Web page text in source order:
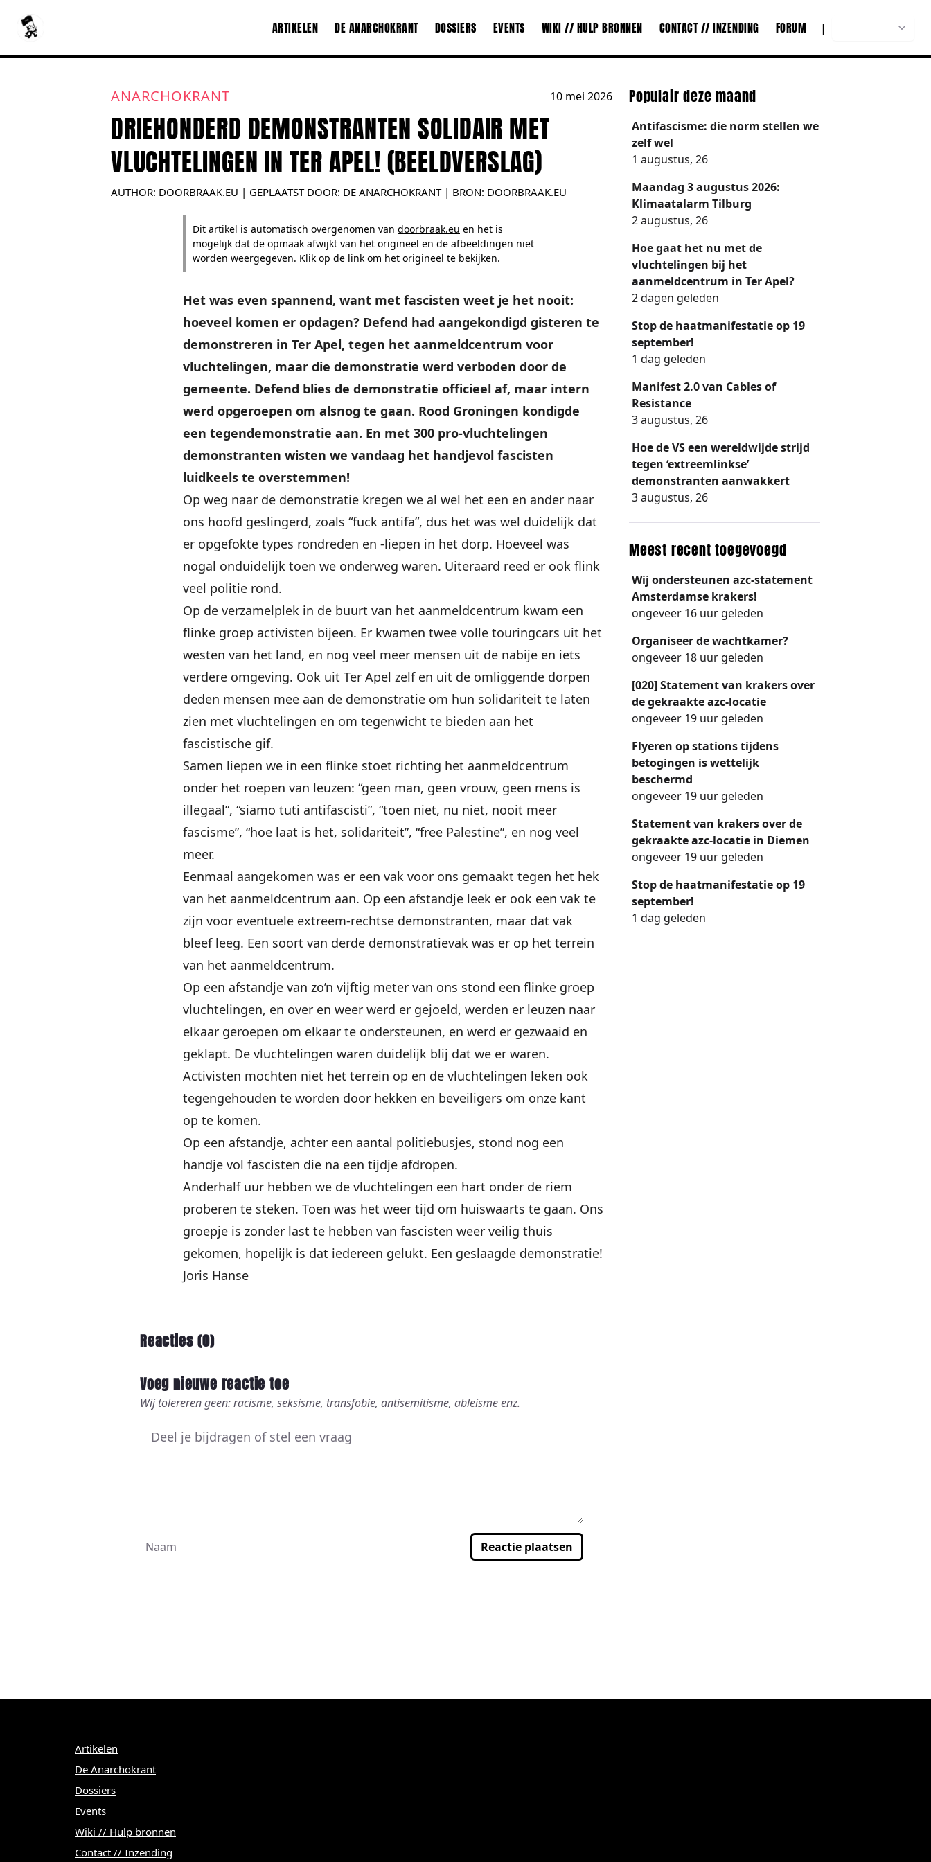
ARTIKELEN DE ANARCHOKRANT DOSSIERS EVENTS WIKI // HULP BRONNEN CONTACT // INZENDING FORUM |
ANARCHOKRANT 10 mei 2026
DRIEHONDERD DEMONSTRANTEN SOLIDAIR MET
VLUCHTELINGEN IN TER APEL! (BEELDVERSLAG)
AUTHOR: DOORBRAAK.EU | GEPLAATST DOOR: DE ANARCHOKRANT| BRON: DOORBRAAK.EU
Dit artikel is automatisch overgenomen van doorbraak.eu en het is
mogelijk dat de opmaak afwijkt van het origineel en de afbeeldingen niet
worden weergegeven. Klik op de link om het origineel te bekijken.
Het was even spannend, want met fascisten weet je het nooit:
hoeveel komen er opdagen? Defend had aangekondigd gisteren te
demonstreren in Ter Apel, tegen het aanmeldcentrum voor
vluchtelingen, maar die demonstratie werd verboden door de
gemeente. Defend blies de demonstratie officieel af, maar intern
werd opgeroepen om alsnog te gaan. Rood Groningen kondigde
een tegendemonstratie aan. En met 300 pro-vluchtelingen
demonstranten wisten we vandaag het handjevol fascisten
luidkeels te overstemmen!
Op weg naar de demonstratie kregen we al wel het een en ander naar
ons hoofd geslingerd, zoals “fuck antifa”, dus het was wel duidelijk dat
er opgefokte types rondreden en -liepen in het dorp. Hoeveel was
nogal onduidelijk toen we onderweg waren. Uiteraard reed er ook flink
veel politie rond.
Op de verzamelplek in de buurt van het aanmeldcentrum kwam een
flinke groep activisten bijeen. Er kwamen twee volle touringcars uit het
westen van het land, en nog veel meer mensen uit de nabije en iets
verdere omgeving. Ook uit Ter Apel zelf en uit de omliggende dorpen
deden mensen mee aan de demonstratie om hun solidariteit te laten
zien met vluchtelingen en om tegenwicht te bieden aan het
fascistische gif.
Samen liepen we in een flinke stoet richting het aanmeldcentrum
onder het roepen van leuzen: “geen man, geen vrouw, geen mens is
illegaal”, “siamo tuti antifascisti”, “toen niet, nu niet, nooit meer
fascisme”, “hoe laat is het, solidariteit”, “free Palestine”, en nog veel
meer.
Eenmaal aangekomen was er een vak voor ons gemaakt tegen het hek
van het aanmeldcentrum aan. Op een afstandje leek er ook een vak te
zijn voor eventuele extreem-rechtse demonstranten, maar dat vak
bleef leeg. Een soort van derde demonstratievak was er op het terrein
van het aanmeldcentrum.
Op een afstandje van zo’n vijftig meter van ons stond een flinke groep
vluchtelingen, en over en weer werd er gejoeld, werden er leuzen naar
elkaar geroepen om elkaar te ondersteunen, en werd er gezwaaid en
geklapt. De vluchtelingen waren duidelijk blij dat we er waren.
Activisten mochten niet het terrein op en de vluchtelingen leken ook
tegengehouden te worden door hekken en beveiligers om onze kant
op te komen.
Op een afstandje, achter een aantal politiebusjes, stond nog een
handje vol fascisten die na een tijdje afdropen.
Anderhalf uur hebben we de vluchtelingen een hart onder de riem
proberen te steken. Toen was het weer tijd om huiswaarts te gaan. Ons
groepje is zonder last te hebben van fascisten weer veilig thuis
gekomen, hopelijk is dat iedereen gelukt. Een geslaagde demonstratie!
Joris Hanse
Reacties (0)
Voeg nieuwe reactie toe
Wij tolereren geen: racisme, seksisme, transfobie, antisemitisme, ableisme enz.
Reactie plaatsen
Populair deze maand
Antifascisme: die norm stellen we
zelf wel
1 augustus, 26
Maandag 3 augustus 2026:
Klimaatalarm Tilburg
2 augustus, 26
Hoe gaat het nu met de
vluchtelingen bij het
aanmeldcentrum in Ter Apel?
2 dagen geleden
Stop de haatmanifestatie op 19
september!
1 dag geleden
Manifest 2.0 van Cables of
Resistance
3 augustus, 26
Hoe de VS een wereldwijde strijd
tegen ‘extreemlinkse’
demonstranten aanwakkert
3 augustus, 26
Meest recent toegevoegd
Wij ondersteunen azc-statement
Amsterdamse krakers!
ongeveer 16 uur geleden
Organiseer de wachtkamer?
ongeveer 18 uur geleden
[020] Statement van krakers over
de gekraakte azc-locatie
ongeveer 19 uur geleden
Flyeren op stations tijdens
betogingen is wettelijk
beschermd
ongeveer 19 uur geleden
Statement van krakers over de
gekraakte azc-locatie in Diemen
ongeveer 19 uur geleden
Stop de haatmanifestatie op 19
september!
1 dag geleden
Artikelen
De Anarchokrant
Dossiers
Events
Wiki // Hulp bronnen
Contact // Inzending